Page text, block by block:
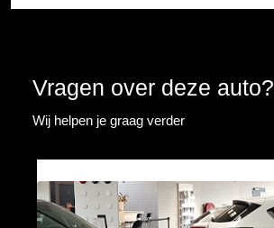
Vragen over deze auto?
Wij helpen je graag verder